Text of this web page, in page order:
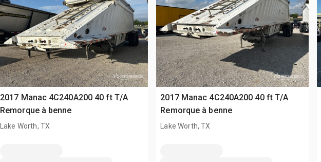
2017 Manac 4C240A200 40 ft T/A
Remorque à benne
Lake Worth, TX
2017 Manac 4C240A200 40 ft T/A
Remorque à benne
Lake Worth, TX